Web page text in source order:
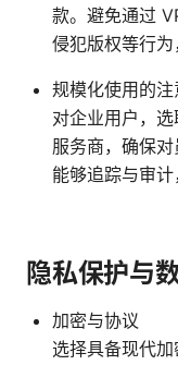
款。避免通过
侵犯版权等行为
规模化使用的注
对企业用户，
服务商，确保
能够追踪与审计
隐私保护与
加密与协议
选择具备现代